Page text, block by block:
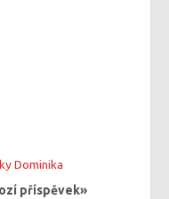
Dominika
příspěvek»